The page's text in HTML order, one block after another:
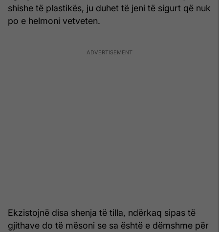
shishe të plastikës, ju duhet të jeni të sigurt që nuk
po e helmoni vetveten.
Ekzistojnë disa shenja të tilla, ndërkaq sipas të
gjithave do të mësoni se sa është e dëmshme për